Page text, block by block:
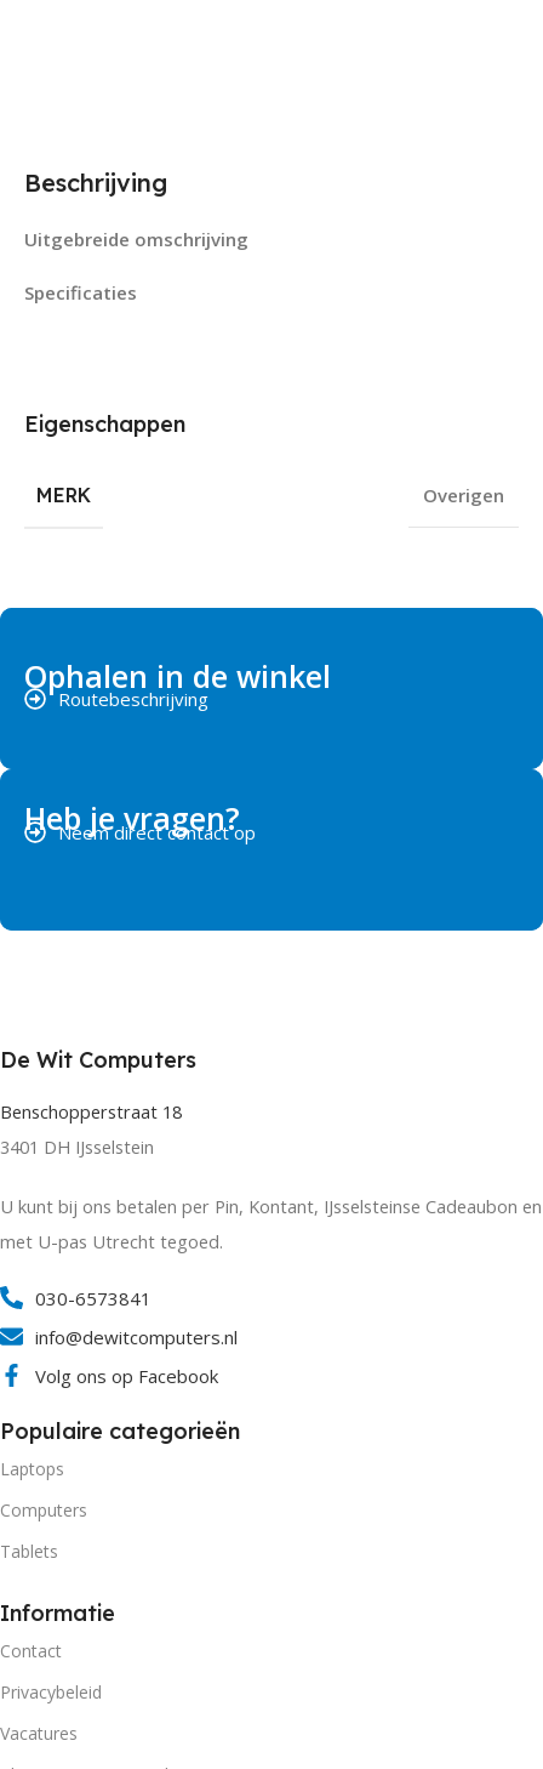
Beschrijving
Uitgebreide omschrijving
Specificaties
Eigenschappen
MERK Overigen
Ophalen in de winkel
Routebeschrijving
Heb je vragen?
Neem direct contact op
De Wit Computers
Benschopperstraat 18
3401 DH IJsselstein
U kunt bij ons betalen per Pin, Kontant, IJsselsteinse Cadeaubon en
met U-pas Utrecht tegoed.
030-6573841
info@dewitcomputers.nl
Volg ons op Facebook
Populaire categorieën
Laptops
Computers
Tablets
Informatie
Contact
Privacybeleid
Vacatures